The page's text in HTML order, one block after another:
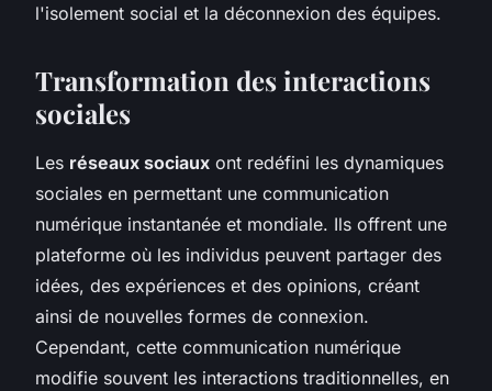
l'isolement social et la déconnexion des équipes.
Transformation des interactions
sociales
Les réseaux sociaux ont redéfini les dynamiques
sociales en permettant une communication
numérique instantanée et mondiale. Ils offrent une
plateforme où les individus peuvent partager des
idées, des expériences et des opinions, créant
ainsi de nouvelles formes de connexion.
Cependant, cette communication numérique
modifie souvent les interactions traditionnelles, en